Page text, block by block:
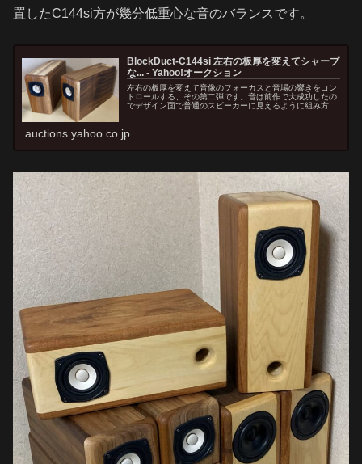
置したC144si方が幾分低重心な音のバランスです。
BlockDuct-C144si 左右の板厚を変えてシャープ
な... - Yahoo!オークション
左右の板厚を変えて音像のフォーカスと音場の響きをコン
トロールする、その第二弾です。音は前作で大成功したの
でデザイン面で普通のスピーカーに見えるように組み方を
auctions.yahoo.co.jp